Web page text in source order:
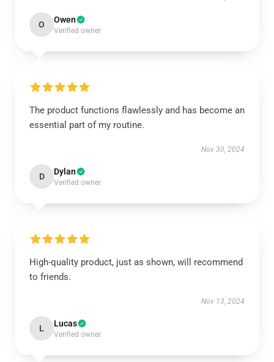
O Owen
Verified owner
The product functions flawlessly and has become an
essential part of my routine.
Nov 30, 2024
D Dylan
Verified owner
High-quality product, just as shown, will recommend
to friends.
Nov 13, 2024
L Lucas
Verified owner